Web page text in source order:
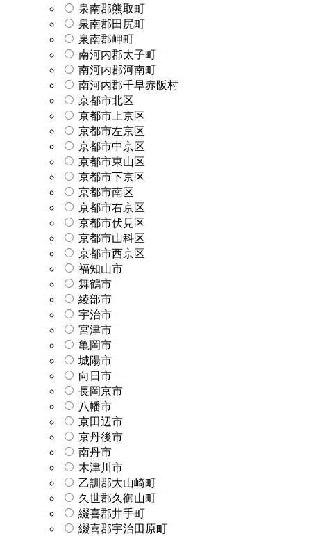
泉南郡熊取町
泉南郡田尻町
泉南郡岬町
南河内郡太子町
南河内郡河南町
南河内郡千早赤阪村
京都市北区
京都市上京区
京都市左京区
京都市中京区
京都市東山区
京都市下京区
京都市南区
京都市右京区
京都市伏見区
京都市山科区
京都市西京区
福知山市
舞鶴市
綾部市
宇治市
宮津市
亀岡市
城陽市
向日市
長岡京市
八幡市
京田辺市
京丹後市
南丹市
木津川市
乙訓郡大山崎町
久世郡久御山町
綴喜郡井手町
綴喜郡宇治田原町